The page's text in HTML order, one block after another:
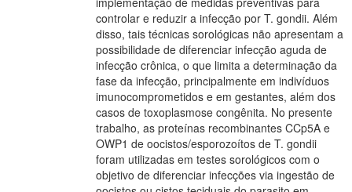
controlar e reduzir a infecção por T. gondii. Além
disso, tais técnicas sorológicas não apresentam a
possibilidade de diferenciar infecção aguda de
infecção crônica, o que limita a determinação da
fase da infecção, principalmente em indivíduos
imunocomprometidos e em gestantes, além dos
casos de toxoplasmose congênita. No presente
trabalho, as proteínas recombinantes CCp5A e
OWP1 de oocistos/esporozoítos de T. gondii
foram utilizadas em testes sorológicos com o
objetivo de diferenciar infecções via ingestão de